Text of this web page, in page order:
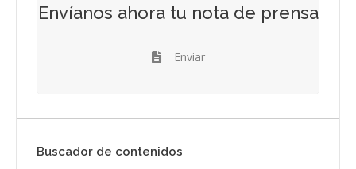
Envíanos ahora tu nota de prensa
Enviar
Buscador de contenidos